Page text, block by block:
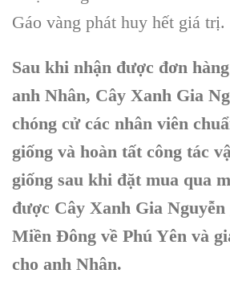
Gáo vàng phát huy hết giá trị.
Sau khi nhận được đơn
anh Nhân, Cây Xanh Gia
chóng cử các nhân viên
giống và hoàn tất công tác
giống sau khi đặt mua qua
được Cây Xanh Gia
Miền Đông về Phú Yên và
cho anh Nhân.